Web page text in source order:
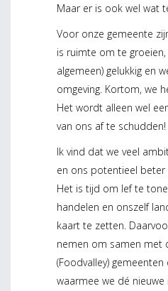
Maar er is ook wel wat
Voor onze gemeente
is ruimte om te
algemeen) gelukkig en
omgeving. Kortom, we
Het wordt alleen wel
van ons af te schudden!
Ik vind dat we veel
en ons potentieel beter
Het is tijd om lef te
handelen en onszelf
kaart te zetten.
nemen om samen met
(Foodvalley)
waarmee we dé